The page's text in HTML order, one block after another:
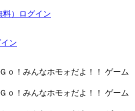
） ログイン